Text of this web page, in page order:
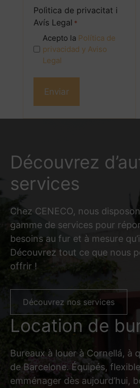
Polìtica de privacitat i
Avís Legal *
Acepto la Política de
privacidad y Aviso
Legal
Découvrez
services
Chez CENECO, nous
gamme de services pour
besoins au fur et à mesure
Découvrez tout ce que nous
offrir !
Découvrez nos services
Location de
Bureaux à louer à Cornellá, à
de Barcelone. Équipés,
emménager dès aujourd’hui,